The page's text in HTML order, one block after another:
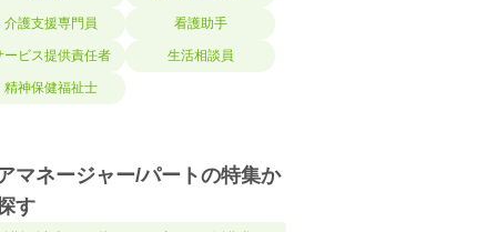
介護支援専門員 看護助手
ービス提供責任者 生活相談員
精神保健福祉士
マネージャー/パートの特集か
す